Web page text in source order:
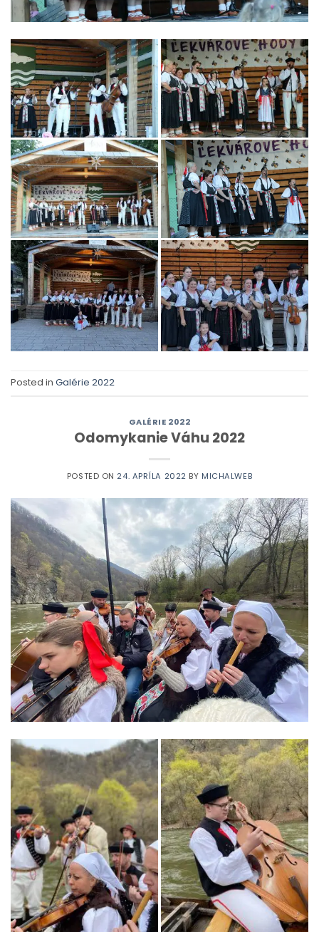
Posted in Galérie 2022
GALÉRIE 2022
Odomykanie Váhu 2022
POSTED ON 24. APRÍLA 2022 BY MICHALWEB